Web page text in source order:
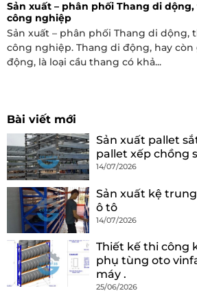
Sản xuất – phân phối Thang di
công nghiệp
Sản xuất – phân phối Thang di dộng,
công nghiệp. Thang di động, hay còn
động, là loại cầu thang có khả...
Bài viết mới
Sản xuất pallet
pallet xếp chồng
14/07/2026
Sản xuất kệ
ô tô
14/07/2026
Thiết kế thi công
phụ tùng oto
máy .
25/06/2026